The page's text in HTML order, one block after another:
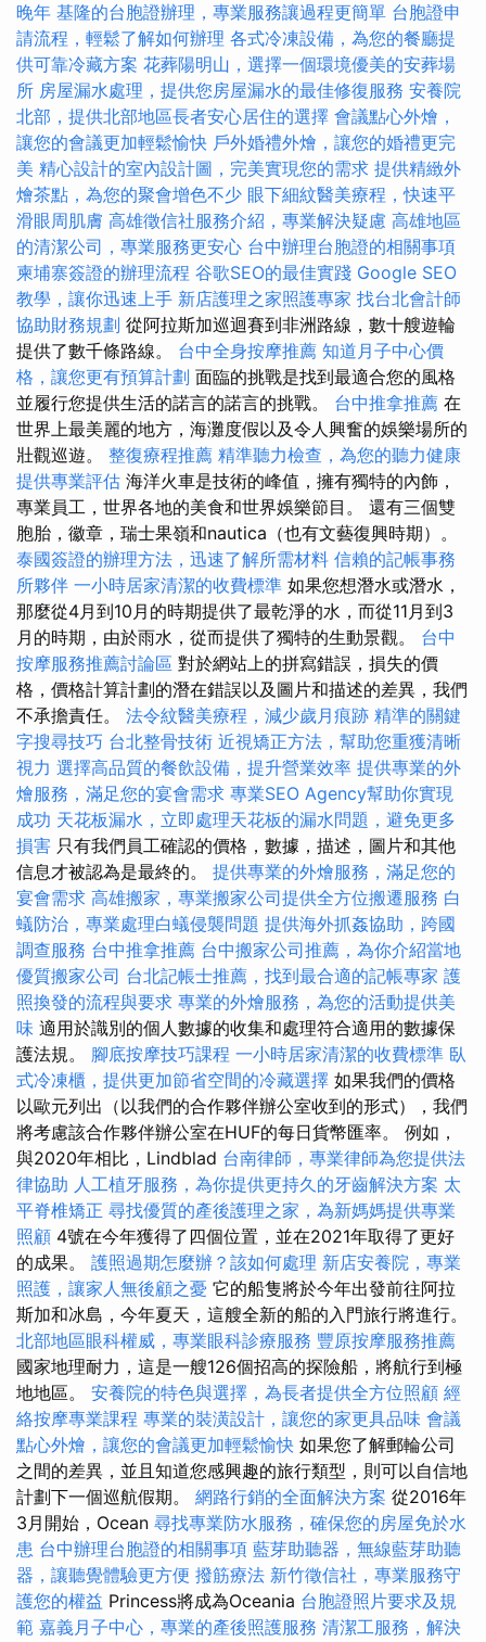
晚年 基隆的台胞證辦理，專業服務讓過程更簡單 台胞證申
請流程，輕鬆了解如何辦理 各式冷凍設備，為您的餐廳提
供可靠冷藏方案 花葬陽明山，選擇一個環境優美的安葬場
所 房屋漏水處理，提供您房屋漏水的最佳修復服務 安養院
北部，提供北部地區長者安心居住的選擇 會議點心外燴，
讓您的會議更加輕鬆愉快 戶外婚禮外燴，讓您的婚禮更完
美 精心設計的室內設計圖，完美實現您的需求 提供精緻外
燴茶點，為您的聚會增色不少 眼下細紋醫美療程，快速平
滑眼周肌膚 高雄徵信社服務介紹，專業解決疑慮 高雄地區
的清潔公司，專業服務更安心 台中辦理台胞證的相關事項
柬埔寨簽證的辦理流程 谷歌SEO的最佳實踐 Google SEO
教學，讓你迅速上手 新店護理之家照護專家 找台北會計師
協助財務規劃 從阿拉斯加巡迴賽到非洲路線，數十艘遊輪
提供了數千條路線。 台中全身按摩推薦 知道月子中心價
格，讓您更有預算計劃 面臨的挑戰是找到最適合您的風格
並履行您提供生活的諾言的諾言的挑戰。 台中推拿推薦 在
世界上最美麗的地方，海灘度假以及令人興奮的娛樂場所的
壯觀巡遊。 整復療程推薦 精準聽力檢查，為您的聽力健康
提供專業評估 海洋火車是技術的峰值，擁有獨特的內飾，
專業員工，世界各地的美食和世界娛樂節目。 還有三個雙
胞胎，徽章，瑞士果嶺和nautica（也有文藝復興時期）。
泰國簽證的辦理方法，迅速了解所需材料 信賴的記帳事務
所夥伴 一小時居家清潔的收費標準 如果您想潛水或潛水，
那麼從4月到10月的時期提供了最乾淨的水，而從11月到3
月的時期，由於雨水，從而提供了獨特的生動景觀。 台中
按摩服務推薦討論區 對於網站上的拼寫錯誤，損失的價
格，價格計算計劃的潛在錯誤以及圖片和描述的差異，我們
不承擔責任。 法令紋醫美療程，減少歲月痕跡 精準的關鍵
字搜尋技巧 台北整骨技術 近視矯正方法，幫助您重獲清晰
視力 選擇高品質的餐飲設備，提升營業效率 提供專業的外
燴服務，滿足您的宴會需求 專業SEO Agency幫助你實現
成功 天花板漏水，立即處理天花板的漏水問題，避免更多
損害 只有我們員工確認的價格，數據，描述，圖片和其他
信息才被認為是最終的。 提供專業的外燴服務，滿足您的
宴會需求 高雄搬家，專業搬家公司提供全方位搬遷服務 白
蟻防治，專業處理白蟻侵襲問題 提供海外抓姦協助，跨國
調查服務 台中推拿推薦 台中搬家公司推薦，為你介紹當地
優質搬家公司 台北記帳士推薦，找到最合適的記帳專家 護
照換發的流程與要求 專業的外燴服務，為您的活動提供美
味 適用於識別的個人數據的收集和處理符合適用的數據保
護法規。 腳底按摩技巧課程 一小時居家清潔的收費標準 臥
式冷凍櫃，提供更加節省空間的冷藏選擇 如果我們的價格
以歐元列出（以我們的合作夥伴辦公室收到的形式），我們
將考慮該合作夥伴辦公室在HUF的每日貨幣匯率。 例如，
與2020年相比，Lindblad 台南律師，專業律師為您提供法
律協助 人工植牙服務，為你提供更持久的牙齒解決方案 太
平脊椎矯正 尋找優質的產後護理之家，為新媽媽提供專業
照顧 4號在今年獲得了四個位置，並在2021年取得了更好
的成果。 護照過期怎麼辦？該如何處理 新店安養院，專業
照護，讓家人無後顧之憂 它的船隻將於今年出發前往阿拉
斯加和冰島，今年夏天，這艘全新的船的入門旅行將進行。
北部地區眼科權威，專業眼科診療服務 豐原按摩服務推薦
國家地理耐力，這是一艘126個招高的探險船，將航行到極
地地區。 安養院的特色與選擇，為長者提供全方位照顧 經
絡按摩專業課程 專業的裝潢設計，讓您的家更具品味 會議
點心外燴，讓您的會議更加輕鬆愉快 如果您了解郵輪公司
之間的差異，並且知道您感興趣的旅行類型，則可以自信地
計劃下一個巡航假期。 網路行銷的全面解決方案 從2016年
3月開始，Ocean 尋找專業防水服務，確保您的房屋免於水
患 台中辦理台胞證的相關事項 藍芽助聽器，無線藍芽助聽
器，讓聽覺體驗更方便 撥筋療法 新竹徵信社，專業服務守
護您的權益 Princess將成為Oceania 台胞證照片要求及規
範 嘉義月子中心，專業的產後照護服務 清潔工服務，解決